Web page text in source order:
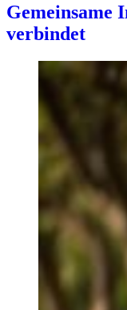
Gemeinsame
verbindet